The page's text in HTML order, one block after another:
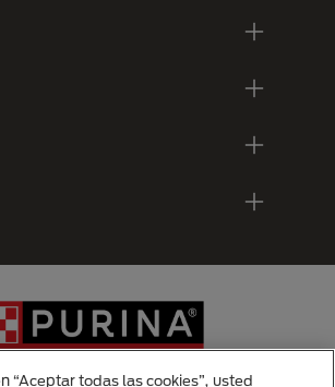
“Aceptar todas las cookies”, usted